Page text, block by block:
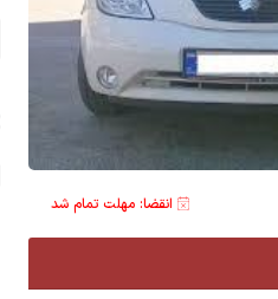
انقضا: مهلت تمام شد